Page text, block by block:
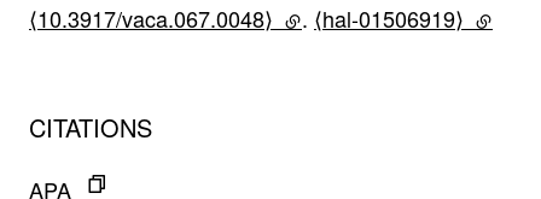
⟨10.3917/vaca.067.0048⟩ (lien externe)
. ⟨hal-01506919⟩ (lien
CITATIONS
APA